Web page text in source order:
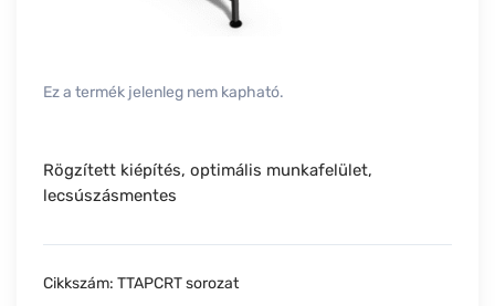
Ez a termék jelenleg nem kapható.
Rögzített kiépítés, optimális munkafelület,
lecsúszásmentes
Cikkszám: TTAPCRT sorozat